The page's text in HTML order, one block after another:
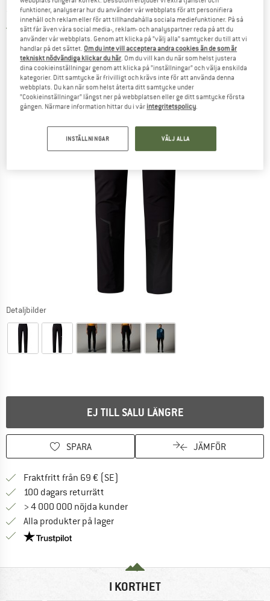
- Softshellbyxa
5,0(1)
Detaljbilder
EJ TILL SALU LÄNGRE
SPARA JÄMFÖR
Fraktfritt från 69 € (SE)
100 dagars returrätt
> 4 000 000 nöjda kunder
Alla produkter på lager
Trust Pilot-garanti - hitta all information här!
I KORTHET
funktioner, analyserar hur du använder vår webbplats för att personifiera
innehåll och reklam eller för att tillhandahålla sociala mediefunktioner. På så
sätt får även våra social media-, reklam- och analyspartner reda på att du
använder vår webbplats. Genom att klicka på ”välj alla” samtycker du till att vi
handlar på det sättet. Om du inte vill acceptera andra cookies än de som är
tekniskt nödvändiga klickar du här. Om du vill kan du när som helst justera
dina cookieinställningar genom att klicka på ”inställningar” och välja enskilda
kategorier. Ditt samtycke är frivilligt och krävs inte för att använda denna
webbplats. Du kan när som helst återta ditt samtycke under
”Cookieinställningar” längst ner på webbplatsen eller ge ditt samtycke första
gången. Närmare information hittar du i vår integritetspolicy.
INSTÄLLNINGAR VÄLJ ALLA